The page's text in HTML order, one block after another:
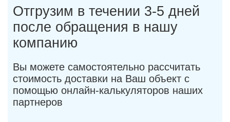
Отгрузим в течении 3-5 дней
после обращения в нашу
компанию
Вы можете самостоятельно рассчитать
стоимость доставки на Ваш объект с
помощью онлайн-калькуляторов наших
партнеров